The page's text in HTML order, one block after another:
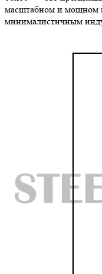
масштабном и мощном
минималистичным